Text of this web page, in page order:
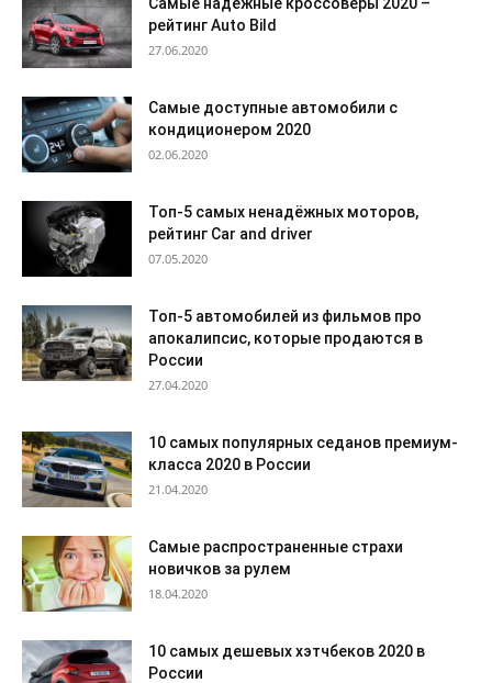
рейтинг Auto Bild
27.06.2020
Самые доступные автомобили с
кондиционером 2020
02.06.2020
Топ-5 самых ненадёжных моторов,
рейтинг Car and driver
07.05.2020
Топ-5 автомобилей из фильмов про
апокалипсис, которые продаются в
России
27.04.2020
10 самых популярных седанов премиум-
класса 2020 в России
21.04.2020
Самые распространенные страхи
новичков за рулем
18.04.2020
10 самых дешевых хэтчбеков 2020 в
России